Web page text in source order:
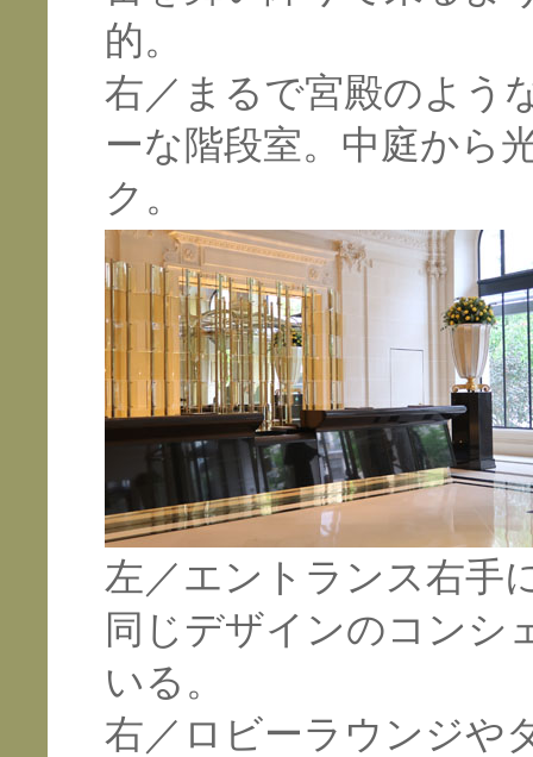
的。
右／まるで宮殿のよう
ーな階段室。中庭から
ク。
左／エントランス右手
同じデザインのコンシ
いる。
右／ロビーラウンジや